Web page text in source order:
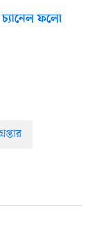
ফলো